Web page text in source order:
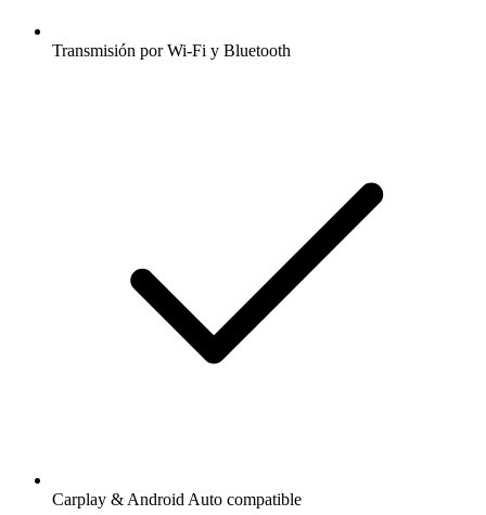
Transmisión por Wi-Fi y Bluetooth
Carplay & Android Auto compatible